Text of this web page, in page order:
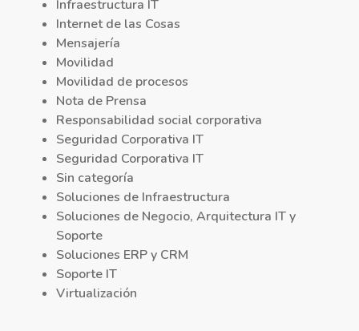
Infraestructura IT
Internet de las Cosas
Mensajería
Movilidad
Movilidad de procesos
Nota de Prensa
Responsabilidad social corporativa
Seguridad Corporativa IT
Seguridad Corporativa IT
Sin categoría
Soluciones de Infraestructura
Soluciones de Negocio, Arquitectura IT y
Soporte
Soluciones ERP y CRM
Soporte IT
Virtualización